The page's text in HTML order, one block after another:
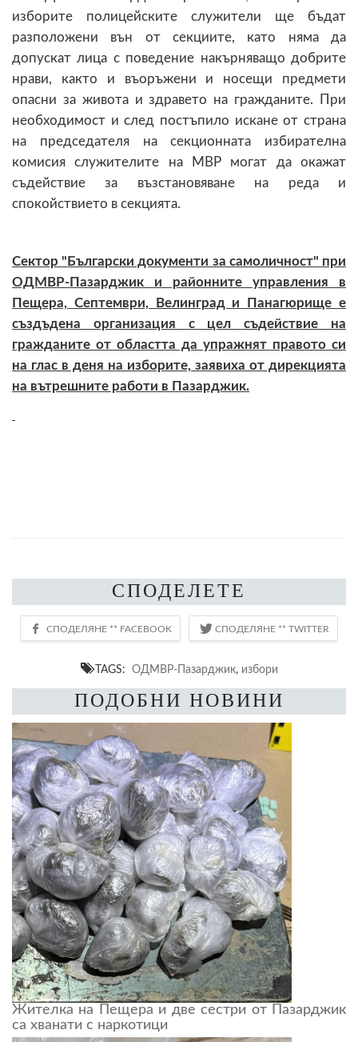
изборите полицейските служители ще бъдат
разположени вън от секциите, като няма да
допускат лица с поведение накърняващо добрите
нрави, както и въоръжени и носещи предмети
опасни за живота и здравето на гражданите. При
необходимост и след постъпило искане от страна
на председателя на секционната избирателна
комисия служителите на МВР могат да окажат
съдействие за възстановяване на реда и
спокойствието в секцията.
Сектор "Български документи за самоличност" при
ОДМВР-Пазарджик и районните управления в
Пещера, Септември, Велинград и Панагюрище е
създъдена организация с цел съдействие на
гражданите от областта да упражнят правото си
на глас в деня на изборите, заявиха от дирекцията
на вътрешните работи в Пазарджик.
СПОДЕЛЕТЕ
TAGS: ОДМВР-Пазарджик, избори
ПОДОБНИ НОВИНИ
Жителка на Пещера и две сестри от Пазарджик
са хванати с наркотици